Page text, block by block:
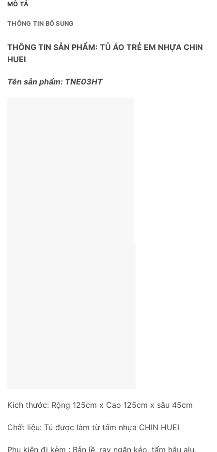
MÔ TẢ
THÔNG TIN BỔ SUNG
THÔNG TIN SẢN PHẨM: TỦ ÁO TRẺ EM NHỰA CHIN
HUEI
Tên sản phẩm: TNE03HT
Kích thước: Rộng 125cm x Cao 125cm x sâu 45cm
Chất liệu: Tủ được làm từ tấm nhựa CHIN HUEI
Phụ kiện đi kèm : Bản lề, ray ngăn kéo, tấm hậu alu,